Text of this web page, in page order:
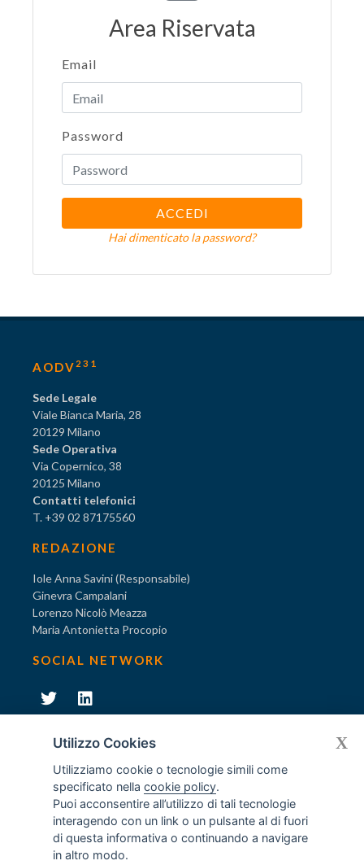
Area Riservata
Email
Password
ACCEDI
Hai dimenticato la password?
AODV 231
Sede Legale
Viale Bianca Maria, 28
20129 Milano
Sede Operativa
Via Copernico, 38
20125 Milano
Contatti telefonici
T. +39 02 87175560
REDAZIONE
Iole Anna Savini (Responsabile)
Ginevra Campalani
Lorenzo Nicolò Meazza
Maria Antonietta Procopio
SOCIAL NETWORK
Diventa socio di AODV
© Tutti i diritti riservati AODV231- ® Marchio registrato
Associazione dei Componenti degli Organismi di Vigilanza
Utilizzo Cookies
Utilizziamo cookie o tecnologie simili come
specificato nellacookie policy.
Puoi acconsentire all’utilizzo di tali tecnologie
interagendo con un link o un pulsante al di fuori
di questa informativa o continuando a navigare
in altro modo.
X